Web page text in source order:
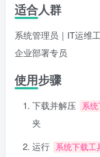
适合人群
系统管理员｜IT运维
企业部署专员
使用步骤
下载并解压 系
夹
运行
系统下载